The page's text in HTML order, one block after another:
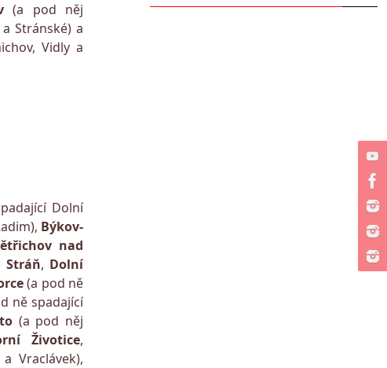
(a pod něj
Stránské) a
Vidly a
Dolní
Býkov-
nad
Stráň, Dolní
(a pod ně
ně spadající
(a pod něj
Životice,
Vraclávek),